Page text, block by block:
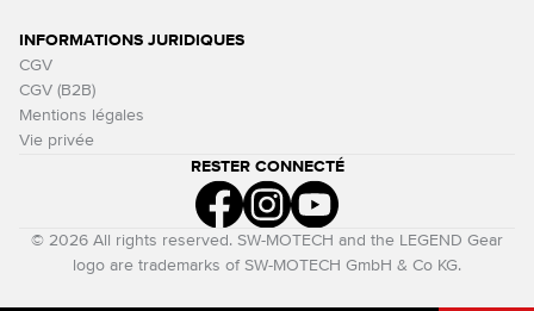
INFORMATIONS JURIDIQUES
CGV
CGV (B2B)
Mentions légales
Vie privée
RESTER CONNECTÉ
© 2026 All rights reserved. SW-MOTECH and the LEGEND Gear
logo are trademarks of SW-MOTECH GmbH & Co KG.